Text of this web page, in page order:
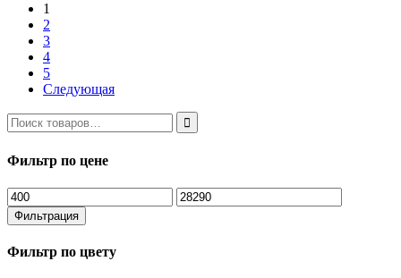
1
2
3
4
5
Следующая
Фильтр по цене
Минимальная
цена
Максимальная
цена
Фильтрация
Фильтр по цвету